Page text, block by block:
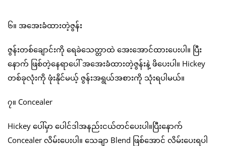
၆။ အအေးခံထားတဲ့ဇွန်း
ဇွန်းတစ်ချောင်းကို ရေခဲသေတ္တာထဲ အေးအောင်ထားပေးပါ။ ပြီး
နောက် ဖြစ်တဲ့နေရာပေါ် အအေးခံထားတဲ့ဇွန်းနဲ့ ဖိပေးပါ။ Hickey
တစ်ခုလုံးကို ဖုံးနိုင်မယ့် ဇွန်းအရွယ်အစားကို သုံးရပါမယ်။
၇။ Concealer
Hickey ပေါ်မှာ ပေါင်ဒါအနည်းငယ်တင်ပေးပါ။ပြီးနောက်
Concealer လိမ်းပေးပါ။ သေချာ Blend ဖြစ်အောင် လိမ်းပေးရပါ